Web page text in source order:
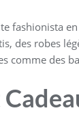
fashionista
des robes
comme des